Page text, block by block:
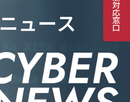
対
応
窓
口
ニュース